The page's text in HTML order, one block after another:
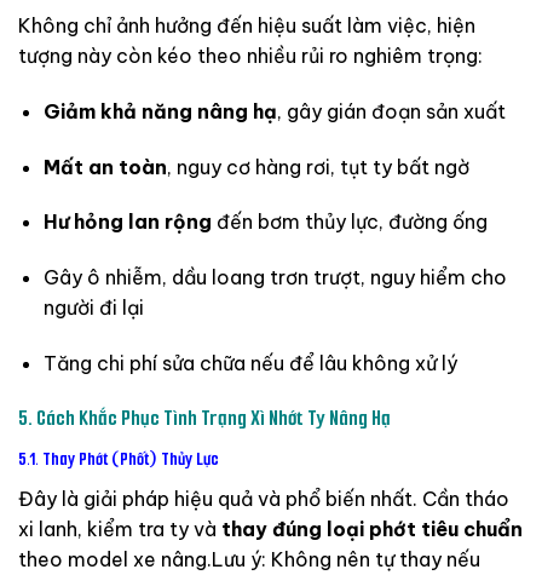
Không chỉ ảnh hưởng đến hiệu suất làm việc, hiện
tượng này còn kéo theo nhiều rủi ro nghiêm trọng:
Giảm khả năng nâng hạ, gây gián đoạn sản xuất
Mất an toàn, nguy cơ hàng rơi, tụt ty bất ngờ
Hư hỏng lan rộng đến bơm thủy lực, đường ống
Gây ô nhiễm, dầu loang trơn trượt, nguy hiểm cho
người đi lại
Tăng chi phí sửa chữa nếu để lâu không xử lý
5. Cách Khắc Phục Tình TrạngXì Nhớt TyNâng Hạ
5.1. Thay Phớt (Phốt) Thủy Lực
Đây là giải pháp hiệu quả và phổ biến nhất. Cần tháo
xi lanh, kiểm tra ty và thay đúng loại phớt tiêu chuẩn
theo model xe nâng.Lưu ý: Không nên tự thay nếu